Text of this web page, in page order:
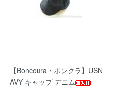
【Boncoura・ボンクラ】USN
AVY キャップ デニム